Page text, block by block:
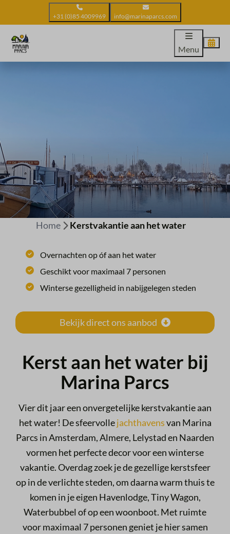
+31 (0)85 4009969 info@marinaparcs.com
Menu
Home Kerstvakantie aan het water
Overnachten op óf aan het water
Geschikt voor maximaal 7 personen
Winterse gezelligheid in nabijgelegen steden
Bekijk direct ons aanbod
Kerst aan het water bij
Marina Parcs
Vier dit jaar een onvergetelijke kerstvakantie aan
het water! Desfeervollejachthavensvan Marina
Parcs in Amsterdam, Almere, Lelystad en Naarden
vormen het perfecte decor voor een winterse
vakantie. Overdag zoek je de gezellige kerstsfeer
op in de verlichte steden, om daarna warm thuis te
komen in je eigen Havenlodge, Tiny Wagon,
Waterbubbel of op een woonboot. Met ruimte
voor maximaal 7 personen geniet je hier samen